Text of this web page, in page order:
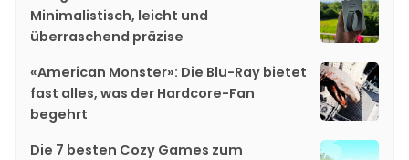
Minimalistisch, leicht und
überraschend präzise
«American Monster»: Die Blu-Ray bietet
fast alles, was der Hardcore-Fan
begehrt
Die 7 besten Cozy Games zum